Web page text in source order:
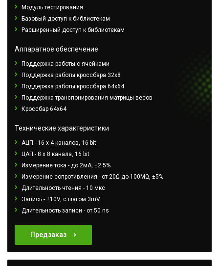
Модуль тестирования
Базовый доступ к библиотекам
Расширенный доступ к библиотекам
Аппаратное обеспечение
Поддержка работы с ячейками
Поддержка работы кроссбара 32x8
Поддержка работы кроссбара 64х64
Поддержка транспонирования матрицы весов
Кроссбар 64x64
Технические характеристики
АЦП - 16 x 4 каналов, 16 bit
ЦАП - 8 х 8 канала, 16 bit
Измерение тока - до 2мА, ±2.5%
Измерение сопротивления - от 20Ω до 100МΩ, ±5%
Длительность чтения - 10 мкс
Запись - ±10V, с шагом 3mV
Длительность записи - от 50 ns
Предзаказ